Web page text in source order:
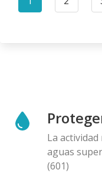
CurrentPage
La
aguas
(601)